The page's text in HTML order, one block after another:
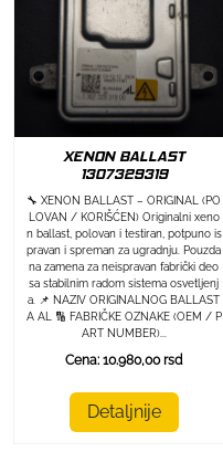
XENON BALLAST
1307329319
🔧 XENON BALLAST – ORIGINAL (PO
LOVAN / KORIŠĆEN) Originalni xeno
n ballast, polovan i testiran, potpuno is
pravan i spreman za ugradnju. Pouzda
na zamena za neispravan fabrički deo
sa stabilnim radom sistema osvetljenj
a. 📌 NAZIV ORIGINALNOG BALLAST
A AL 🔢 FABRIČKE OZNAKE (OEM / P
ART NUMBER)...
Cena: 10.980,00 rsd
Detaljnije